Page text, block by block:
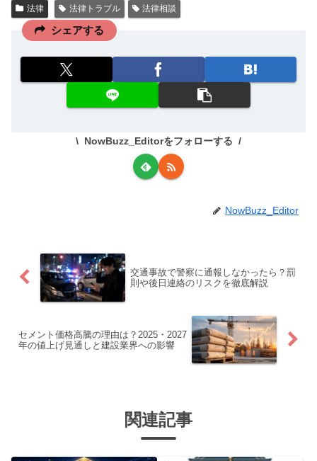
法律 法律トラブル 法律相談
シェアする
NowBuzz_Editorをフォローする
NowBuzz_Editor
交通事故で警察に通報しなかったら？罰
則や後日連絡のリスクを徹底解説
セメント価格高騰の理由は？2025・2027
年の値上げ見通しと建設業界への影響
関連記事